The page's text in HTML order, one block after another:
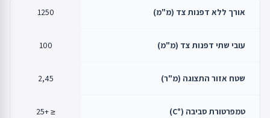
אורך ללא דפנות צד (מ"מ) 1250
עובי שתי דפנות צד (מ"מ) 100
שטח אזור התצוגה (מ"ר) 2,45
טמפרטורת סביבה (°C) ≤ +25